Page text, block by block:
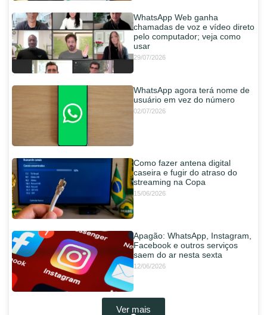
WhatsApp Web ganha
chamadas de voz e vídeo direto
pelo computador; veja como
usar
29/07/2026
WhatsApp agora terá nome de
usuário em vez do número
02/07/2026
Como fazer antena digital
caseira e fugir do atraso do
streaming na Copa
15/06/2026
Apagão: WhatsApp, Instagram,
Facebook e outros serviços
saem do ar nesta sexta
12/06/2026
Ver mais